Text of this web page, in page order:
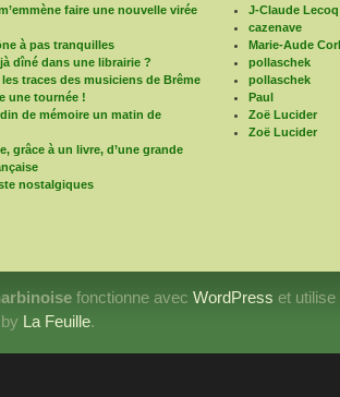
faire une nouvelle virée
à pas tranquilles
dîné dans une librairie ?
traces des musiciens de Brême
une tournée !
de mémoire un matin de
grâce à un livre, d’une grande
nostalgiques
J-Claude Lecoq
cazenave
Marie-Aude
pollaschek
pollaschek
Paul
Zoë Lucider
Zoë Lucider
fonctionne avec WordPress et
La Feuille.